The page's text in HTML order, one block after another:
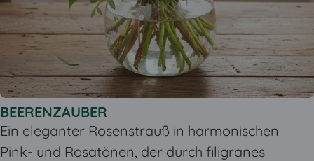
BEERENZAUBER
Ein eleganter Rosenstrauß in harmonischen
Pink- und Rosatönen, der durch filigranes